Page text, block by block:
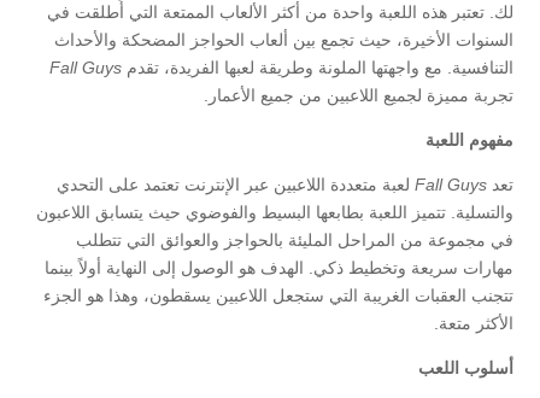
لك. تعتبر هذه اللعبة واحدة من أكثر الألعاب الممتعة التي أُطلقت في
السنوات الأخيرة، حيث تجمع بين ألعاب الحواجز المضحكة والأحداث
التنافسية. مع واجهتها الملونة وطريقة لعبها الفريدة، تقدم Fall Guys
تجربة مميزة لجميع اللاعبين من جميع الأعمار.
مفهوم اللعبة
تعد Fall Guys لعبة متعددة اللاعبين عبر الإنترنت تعتمد على التحدي
والتسلية. تتميز اللعبة بطابعها البسيط والفوضوي حيث يتسابق اللاعبون
في مجموعة من المراحل المليئة بالحواجز والعوائق التي تتطلب
مهارات سريعة وتخطيط ذكي. الهدف هو الوصول إلى النهاية أولاً بينما
تتجنب العقبات الغريبة التي ستجعل اللاعبين يسقطون، وهذا هو الجزء
الأكثر متعة.
أسلوب اللعب